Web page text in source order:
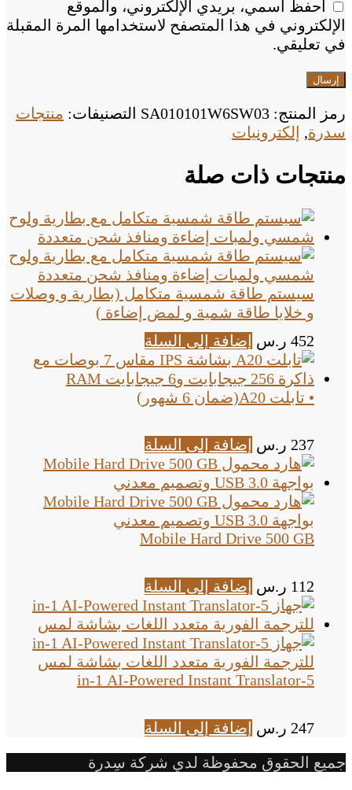
احفظ اسمي، بريدي الإلكتروني، والموقع
الإلكتروني في هذا المتصفح لاستخدامها المرة المقبلة
في تعليقي.
رمز المنتج: SA010101W6SW03 التصنيفات: منتجات
سدرة, إلكترونيات
منتجات ذات صلة
سيستم طاقة شمسية متكامل (بطارية و وصلات
و خلايا طاقة شمية و لمض إضاءة )
452 ر.س إضافة إلى السلة
• تابلت A20(ضمان 6 شهور)
237 ر.س إضافة إلى السلة
Mobile Hard Drive 500 GB
112 ر.س إضافة إلى السلة
5-in-1 AI-Powered Instant Translator
247 ر.س إضافة إلى السلة
جميع الحقوق محفوظة لدي شركة سِدرة